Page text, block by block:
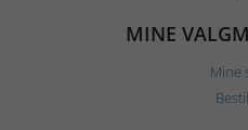
MINE
Mine